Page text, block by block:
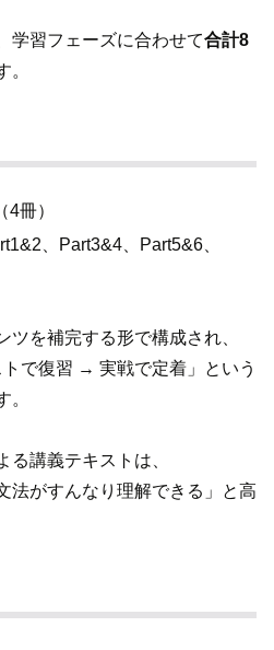
学習フェーズに合わせて合計8
。
冊）
、Part3&4、Part5&6、
ツを補完する形で構成され、
で復習 → 実戦で定着」という
。
る講義テキストは、
法がすんなり理解できる」と高